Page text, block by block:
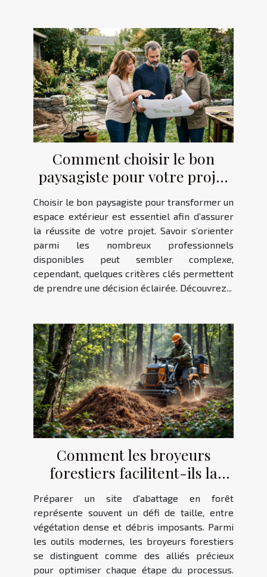
Comment choisir le bon
paysagiste pour votre projet
extérieur ?
Choisir le bon paysagiste pour transformer un
espace extérieur est essentiel afin d’assurer
la réussite de votre projet. Savoir s’orienter
parmi les nombreux professionnels
disponibles peut sembler complexe,
cependant, quelques critères clés permettent
de prendre une décision éclairée. Découvrez...
Comment les broyeurs
forestiers facilitent-ils la
préparation des sites
d'abattage ?
Préparer un site d'abattage en forêt
représente souvent un défi de taille, entre
végétation dense et débris imposants. Parmi
les outils modernes, les broyeurs forestiers
se distinguent comme des alliés précieux
pour optimiser chaque étape du processus.